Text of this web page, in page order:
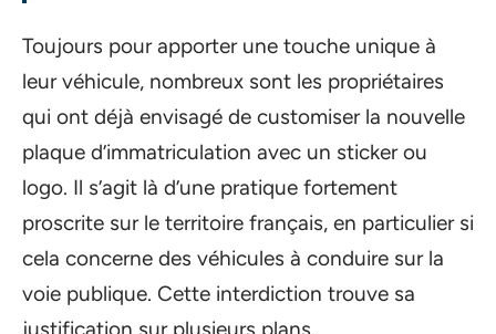
Toujours pour apporter une touche unique à
leur véhicule, nombreux sont les propriétaires
qui ont déjà envisagé de customiser la nouvelle
plaque d’immatriculation avec un sticker ou
logo. Il s’agit là d’une pratique fortement
proscrite sur le territoire français, en particulier si
cela concerne des véhicules à conduire sur la
voie publique. Cette interdiction trouve sa